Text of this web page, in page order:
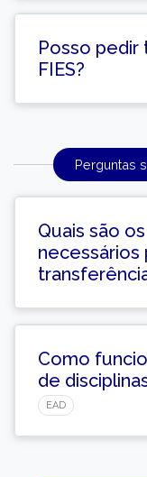
Posso pedir
FIES?
Perguntas
Quais são
necessários
Como
de
EAD